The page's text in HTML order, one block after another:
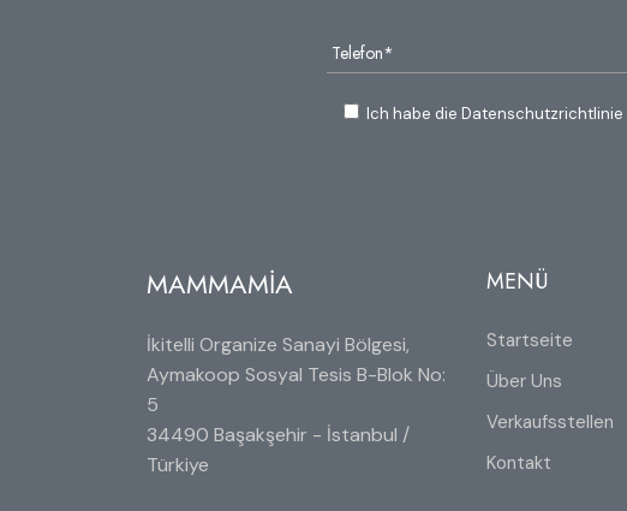
Ich habe die
MAMMAMİA
İkitelli Organize Sanayi Bölgesi,
Aymakoop Sosyal Tesis B-Blok No:
5
34490 Başakşehir - İstanbul /
Türkiye
MENÜ
Startseite
Über Uns
Verkaufsstellen
Kontakt